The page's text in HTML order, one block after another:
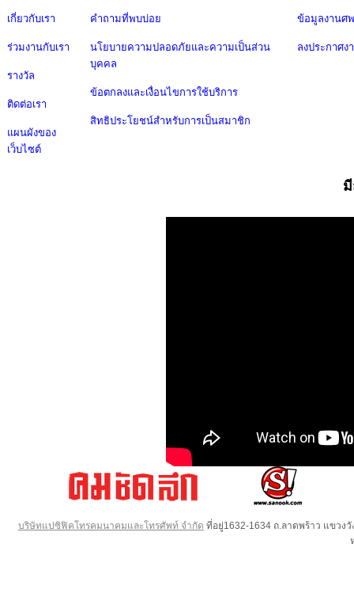
เกี่ยวกับเรา
ร่วมงานกับเรา
รางวัล
ติดต่อเรา
แผนผังของ
เว็บไซต์
คำถามที่พบบ่อย
นโยบายความปลอดภัยและความเป็นส่วน
บุคคล
ข้อตกลงและเงื่อนไขการใช้บริการ
สิทธิประโยชน์สำหรับการเป็นสมาชิก
ข้อมูลงานศพ
ลงประกาศง
บริษัทแปซิฟิคโทรคมนาคมและโทรศัพท์ จำกัด ที่อยู่1632-1634 ถ.ลาดพร้าว แขวง